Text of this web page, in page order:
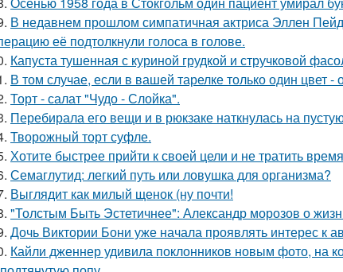
В недавнем прошлом симпатичная актриса Эллен
её подтолкнули голоса в голове.
Капуста тушенная с куриной грудкой и стручковой
В том случае, если в вашей тарелке только один цвет
Торт - салат "Чудо - Слойка".
Перебирала его вещи и в рюкзаке наткнулась на пустую
Творожный торт суфле.
Хотите быстрее прийти к своей цели и не тратить
Семаглутид: легкий путь или ловушка для организма?
Выглядит как милый щенок (ну почти!
"Толстым Быть Эстетичнее": Александр морозов о
Дочь Виктории Бони уже начала проявлять интерес
Кайли дженнер удивила поклонников новым фото, на